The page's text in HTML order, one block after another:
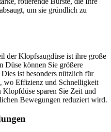
um sie gründlich zu
der Klopfsaugdüse ist ihre große
Düse können Sie größere
ist besonders nützlich für
wo Effizienz und Schnelligkeit
sparen Sie Zeit und
Bewegungen reduziert wird.